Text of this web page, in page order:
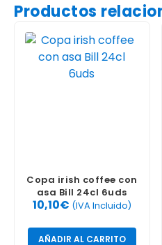
Productos
Copa irish coffee con
asa Bill 24cl 6uds
10,10€ (IVA Incluido)
AÑADIR AL CARRITO